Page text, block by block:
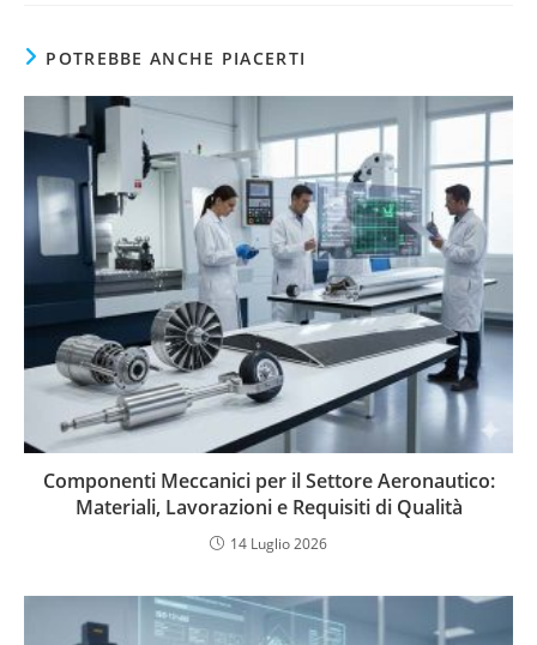
POTREBBE ANCHE PIACERTI
Componenti Meccanici per il Settore Aeronautico:
Materiali, Lavorazioni e Requisiti di Qualità
14 Luglio 2026